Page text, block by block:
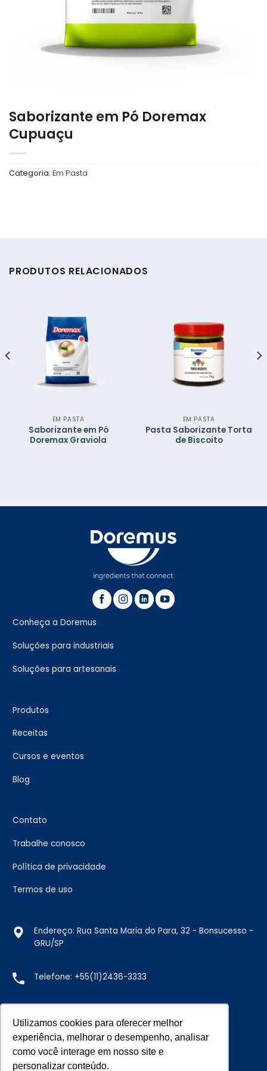
Utilizamos cookies para oferecer melhor
experiência, melhorar o desempenho, analisar
como você interage em nosso site e
personalizar conteúdo.
Saborizante em Pó Doremax
Cupuaçu
Categoria: Em Pasta
PRODUTOS RELACIONADOS
EM PASTA
Saborizante em Pó
Doremax Graviola
EM PASTA
Pasta Saborizante Torta
de Biscoito
Conheça a Doremus
Soluções para industriais
Soluções para artesanais
Produtos
Receitas
Cursos e eventos
Blog
Contato
Trabalhe conosco
Política de privacidade
Termos de uso
Endereço: Rua Santa Maria do Para, 32 - Bonsucesso -
GRU/SP
Telefone: +55(11)2436-3333